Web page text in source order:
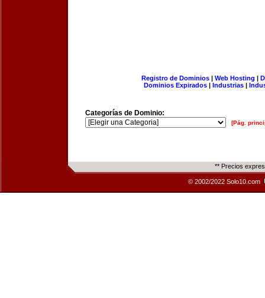
Registro de Dominios| Web Hosting |
Dominios Expirados | Industrias |
Categorías de Dominio:
[Pág.
** Precios
© 2002/2022 Solo10.com